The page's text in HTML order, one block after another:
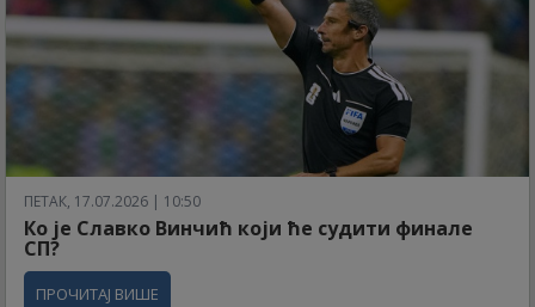
ПЕТАК, 17.07.2026 | 10:50
Ко је Славко Винчић који ће судити финале
СП?
ПРОЧИТАЈ ВИШЕ